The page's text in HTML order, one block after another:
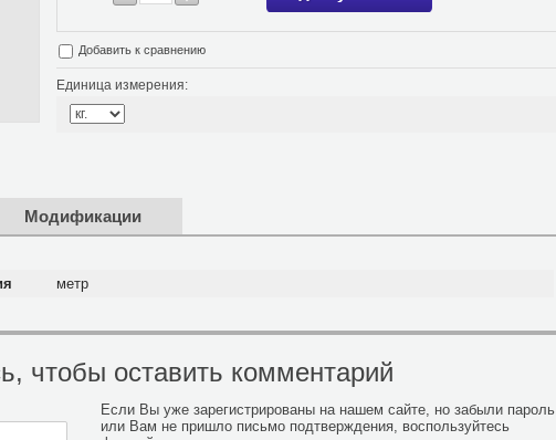
Добавить к сравнению
Единица измерения:
Модификации
метр
чтобы оставить комментарий
Если Вы уже зарегистрированы на нашем сайте, но забыли пароль
или Вам не пришло письмо подтверждения, воспользуйтесь